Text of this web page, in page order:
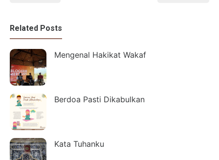
Related Posts
Mengenal Hakikat Wakaf
Berdoa Pasti Dikabulkan
Kata Tuhanku